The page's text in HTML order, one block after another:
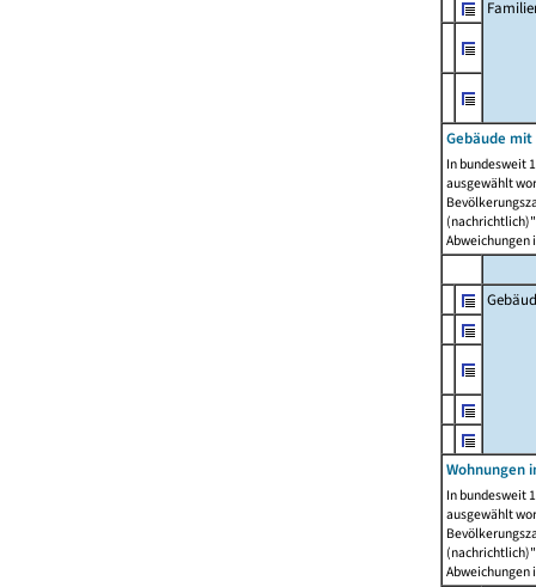
Gebäude
In bundesweit
ausgewählt
Abweichungen
Wohnungen
In bundesweit
ausgewählt
Abweichungen